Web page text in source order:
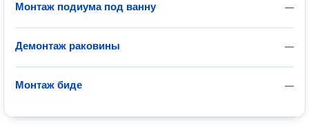
—
Монтаж подиума под ванну
—
Демонтаж раковины
—
Монтаж биде